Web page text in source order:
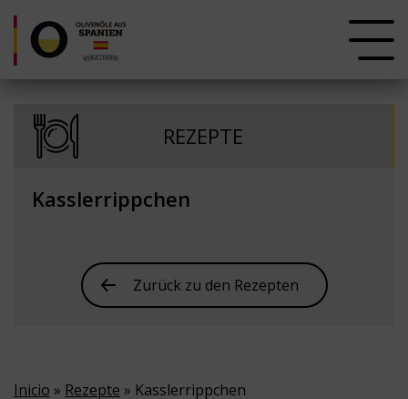
REZEPTE
Kasslerrippchen
Zurück zu den Rezepten
Inicio » Rezepte » Kasslerrippchen